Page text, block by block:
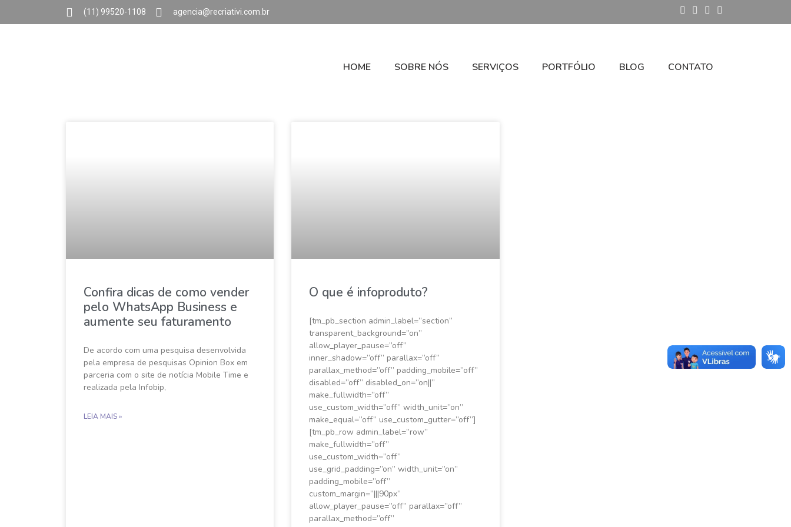
(11) 99520-1108 agencia@recriativi.com.br
HOME SOBRE NÓS SERVIÇOS PORTFÓLIO BLOG CONTATO
Confira dicas de como vender
pelo WhatsApp Business e
aumente seu faturamento
De acordo com uma pesquisa desenvolvida
pela empresa de pesquisas Opinion Box em
parceria com o site de notícia Mobile Time e
realizada pela Infobip,
LEIA MAIS »
O que é infoproduto?
[tm_pb_section admin_label=”section”
transparent_background=”on”
allow_player_pause=”off”
inner_shadow=”off” parallax=”off”
parallax_method=”off” padding_mobile=”off”
disabled=”off” disabled_on=”on||”
make_fullwidth=”off”
use_custom_width=”off” width_unit=”on”
make_equal=”off” use_custom_gutter=”off”]
[tm_pb_row admin_label=”row”
make_fullwidth=”off”
use_custom_width=”off”
use_grid_padding=”on” width_unit=”on”
padding_mobile=”off”
custom_margin=”|||90px”
allow_player_pause=”off” parallax=”off”
parallax_method=”off”